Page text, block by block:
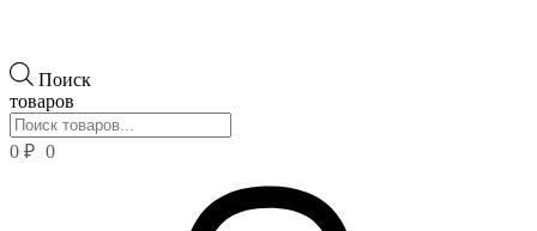
Поиск
товаров
0 ₽ 0